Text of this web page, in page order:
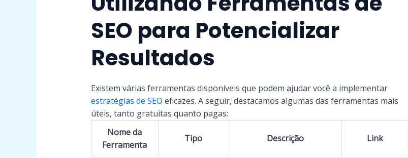
SEO para Potencializar
Resultados
Existem várias ferramentas disponíveis que podem ajudar você a implementar
estratégias de SEO eficazes. A seguir, destacamos algumas das ferramentas mais
úteis, tanto gratuitas quanto pagas:
Nome da
Ferramenta
Tipo Descrição Link